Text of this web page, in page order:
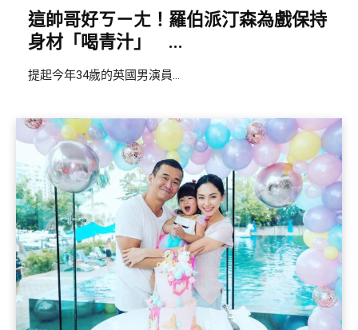
這帥哥好ㄎㄧㄤ！羅伯派汀森為戲保持
身材「喝青汁」 ...
提起今年34歲的英國男演員...